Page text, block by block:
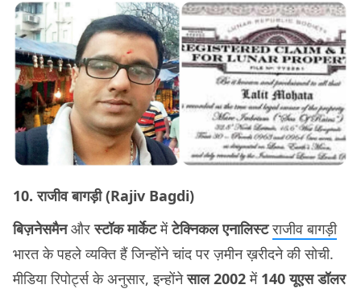
10. राजीव बागड़ी (Rajiv Bagdi)
बिज़नेसमैनऔरस्टॉक मार्केटमेंटेक्निकल एनालिस्ट राजीव बागड़ी
भारत के पहले व्यक्ति हैं जिन्होंने चांद पर ज़मीन ख़रीदने की सोची.
मीडिया रिपोर्ट्स के अनुसार, इन्होंनेसाल 2002में 140 यूएस डॉलर